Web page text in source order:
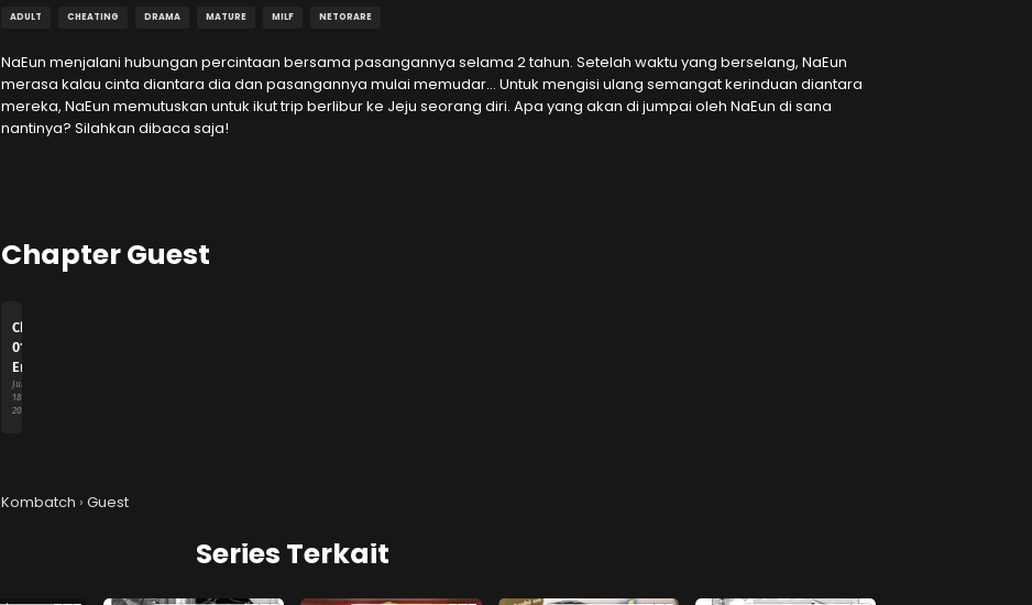
ADULT CHEATING DRAMA MATURE MILF NETORARE
NaEun menjalani hubungan percintaan bersama pasangannya selama 2 tahun. Setelah waktu yang berselang, NaEun
merasa kalau cinta diantara dia dan pasangannya mulai memudar… Untuk mengisi ulang semangat kerinduan diantara
mereka, NaEun memutuskan untuk ikut trip berlibur ke Jeju seorang diri. Apa yang akan di jumpai oleh NaEun di sana
nantinya? Silahkan dibaca saja!
Chapter Guest
Chapter
01
End
Juni
18,
2022
Kombatch › Guest
Series Terkait